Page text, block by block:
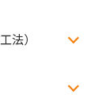
法）